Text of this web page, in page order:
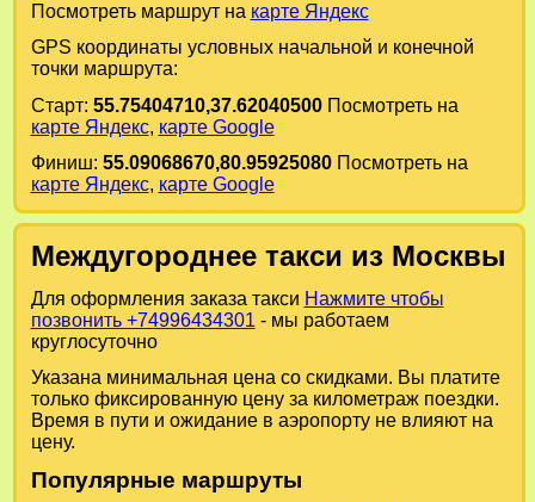
Посмотреть маршрут на карте Яндекс
GPS координаты условных начальной и конечной
точки маршрута:
Старт: 55.75404710,37.62040500Посмотреть на
карте Яндекс, карте Google
Финиш: 55.09068670,80.95925080Посмотреть на
карте Яндекс, карте Google
Междугороднее такси из Москвы
Для оформления заказа такси Нажмите чтобы
позвонить +74996434301 - мы работаем
круглосуточно
Указана минимальная цена со скидками. Вы платите
только фиксированную цену за километраж поездки.
Время в пути и ожидание в аэропорту не влияют на
цену.
Популярные маршруты